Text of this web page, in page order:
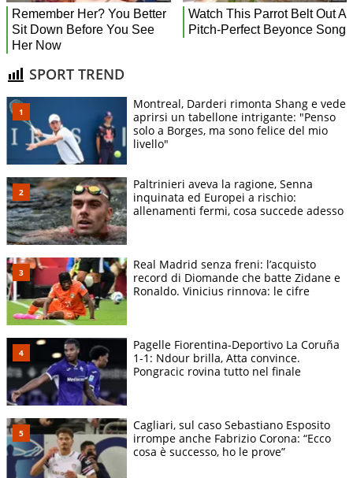
SPORT TREND
Montreal, Darderi rimonta Shang e vede
aprirsi un tabellone intrigante: "Penso
solo a Borges, ma sono felice del mio
livello"
Paltrinieri aveva la ragione, Senna
inquinata ed Europei a rischio:
allenamenti fermi, cosa succede adesso
Real Madrid senza freni: l’acquisto
record di Diomande che batte Zidane e
Ronaldo. Vinicius rinnova: le cifre
Pagelle Fiorentina-Deportivo La Coruña
1-1: Ndour brilla, Atta convince.
Pongracic rovina tutto nel finale
Cagliari, sul caso Sebastiano Esposito
irrompe anche Fabrizio Corona: “Ecco
cosa è successo, ho le prove”